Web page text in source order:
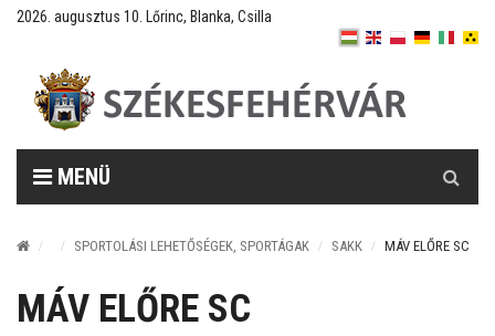
2026. augusztus 10. Lőrinc, Blanka, Csilla
MENÜ
SPORTOLÁSI LEHETŐSÉGEK, SPORTÁGAK SAKK MÁV ELŐRE SC
MÁV ELŐRE SC